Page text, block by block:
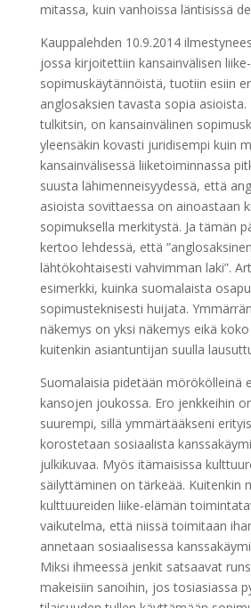
mitassa, kuin vanhoissa läntisissä
Kauppalehden 10.9.2014
jossa kirjoitettiin kansainvälisen
sopimuskäytännöistä, tuotiin esiin
anglosaksien tavasta sopia asioista.
tulkitsin, on kansainvälinen
yleensäkin kovasti juridisempi kuin
kansainvälisessä liiketoiminnassa
suusta lähimenneisyydessä, että
asioista sovittaessa on ainoastaan
sopimuksella merkitystä. Ja tämän
kertoo lehdessä, että
lähtökohtaisesti vahvimman laki”.
esimerkki, kuinka suomalaista
sopimusteknisesti huijata.
näkemys on yksi näkemys eikä
kuitenkin asiantuntijan suulla
Suomalaisia pidetään mörökölleinä
kansojen joukossa. Ero jenkkeihin
suurempi, sillä ymmärtääkseni
korostetaan sosiaalista
julkikuvaa. Myös itämaisissa
säilyttäminen on tärkeää. Kuitenkin
kulttuureiden liike-elämän
vaikutelma, että niissä toimitaan
annetaan sosiaalisessa
Miksi ihmeessä jenkit satsaavat
makeisiin sanoihin, jos tosiasiassa